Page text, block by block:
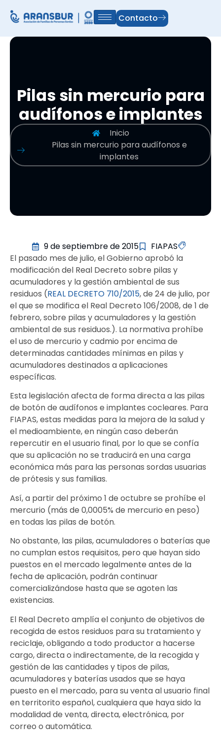
Contacto
Pilas sin mercurio para
audífonos e implantes
Inicio
Pilas sin mercurio para audífonos e
implantes
9 de septiembre de 2015
FIAPAS
El pasado mes de julio, el Gobierno aprobó la
modificación del Real Decreto sobre pilas y
acumuladores y la gestión ambiental de sus
residuos (REAL DECRETO 710/2015, de 24 de julio, por
el que se modifica el Real Decreto 106/2008, de 1 de
febrero, sobre pilas y acumuladores y la gestión
ambiental de sus residuos.). La normativa prohíbe
el uso de mercurio y cadmio por encima de
determinadas cantidades mínimas en pilas y
acumuladores destinados a aplicaciones
específicas.
Esta legislación afecta de forma directa a las pilas
de botón de audífonos e implantes cocleares. Para
FIAPAS, estas medidas para la mejora de la salud y
el medioambiente, en ningún caso deberán
repercutir en el usuario final, por lo que se confía
que su aplicación no se traducirá en una carga
económica más para las personas sordas usuarias
de prótesis y sus familias.
Así, a partir del próximo 1 de octubre se prohíbe el
mercurio (más de 0,0005% de mercurio en peso)
en todas las pilas de botón.
No obstante, las pilas, acumuladores o baterías que
no cumplan estos requisitos, pero que hayan sido
puestos en el mercado legalmente antes de la
fecha de aplicación, podrán continuar
comercializándose hasta que se agoten las
existencias.
El Real Decreto amplía el conjunto de objetivos de
recogida de estos residuos para su tratamiento y
reciclaje, obligando a todo productor a hacerse
cargo, directa o indirectamente, de la recogida y
gestión de las cantidades y tipos de pilas,
acumuladores y baterías usados que se haya
puesto en el mercado, para su venta al usuario final
en territorito español, cualquiera que haya sido la
modalidad de venta, directa, electrónica, por
correo o automática.